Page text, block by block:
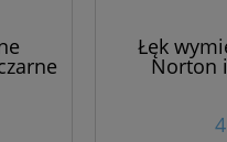
Łęk
Norton